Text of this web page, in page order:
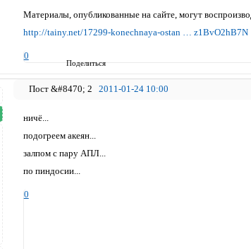
Поделиться
Материалы, опубликованные на сайте, могут
http://tainy.net/17299-konechnaya-ostan … z1BvO2hB7N
0
2 2011-01-24 10:00
ничё...
подогреем акеян...
залпом с пару АПЛ...
по пиндосии...
0